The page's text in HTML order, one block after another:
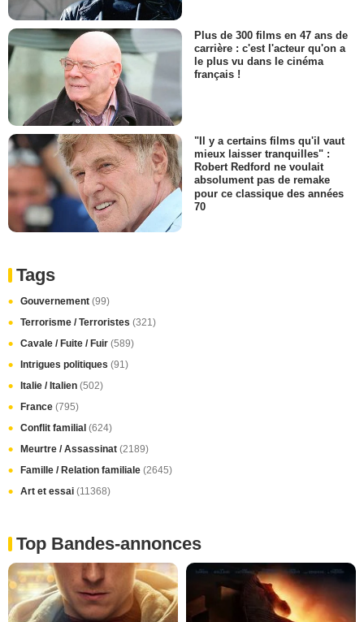
Plus de 300 films en 47 ans de
carrière : c'est l'acteur qu'on a
le plus vu dans le cinéma
français !
"Il y a certains films qu'il vaut
mieux laisser tranquilles" :
Robert Redford ne voulait
absolument pas de remake
pour ce classique des années
70
Tags
Gouvernement (99)
Terrorisme / Terroristes (321)
Cavale / Fuite / Fuir (589)
Intrigues politiques (91)
Italie / Italien (502)
France (795)
Conflit familial (624)
Meurtre / Assassinat (2189)
Famille / Relation familiale (2645)
Art et essai (11368)
Top Bandes-annonces